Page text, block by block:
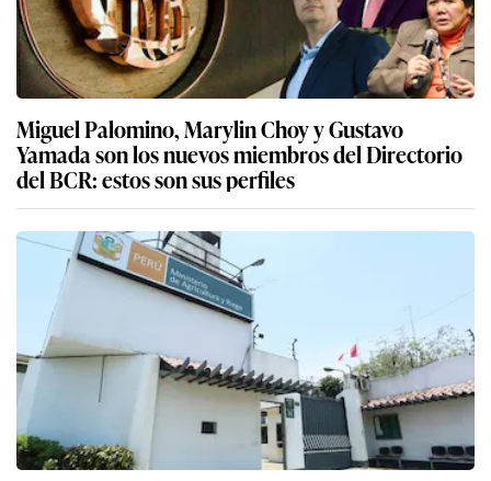
Miguel Palomino, Marylin Choy y Gustavo
Yamada son los nuevos miembros del Directorio
del BCR: estos son sus perfiles